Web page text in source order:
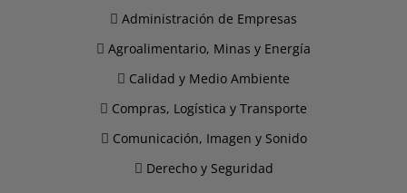
Administración de Empresas
Agroalimentario, Minas y Energía
Calidad y Medio Ambiente
Compras, Logística y Transporte
Comunicación, Imagen y Sonido
Derecho y Seguridad